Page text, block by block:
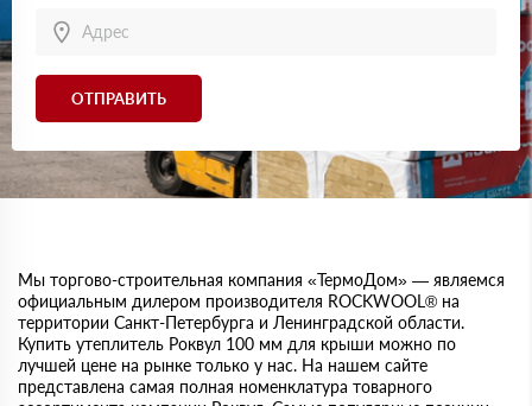
ОТПРАВИТЬ
Мы торгово-строительная компания «ТермоДом» — являемся
официальным дилером производителя ROCKWOOL® на
территории Санкт-Петербурга и Ленинградской области.
Купить утеплитель Роквул 100 мм для крыши можно по
лучшей цене на рынке только у нас. На нашем сайте
представлена самая полная номенклатура товарного